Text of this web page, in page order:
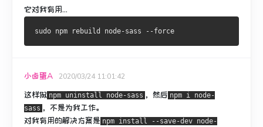
它对我有用...
小卤蛋A 2020/03/24 11:01:42
这样做 npm uninstall node-sass ，然后 npm i node-
sass ，不是为我工作。
对我有用的解决方案是 npm install --save-dev node-